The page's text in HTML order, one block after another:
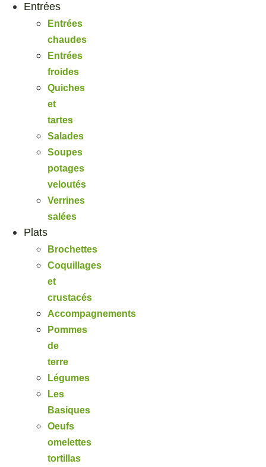
Entrées
Entrées
chaudes
Entrées
froides
Quiches
et
tartes
Salades
Soupes
potages
veloutés
Verrines
salées
Plats
Brochettes
Coquillages
et
crustacés
Accompagnements
Pommes
de
terre
Légumes
Les
Basiques
Oeufs
omelettes
tortillas